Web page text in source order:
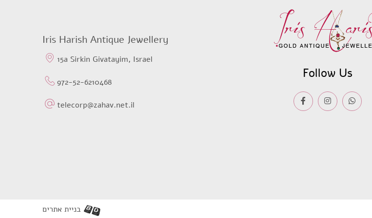
Iris Harish Antique Jewellery
15a Sirkin Givatayim, Israel
972-52-6210468
telecorp@zahav.net.il
Follow Us
בניית אתרים